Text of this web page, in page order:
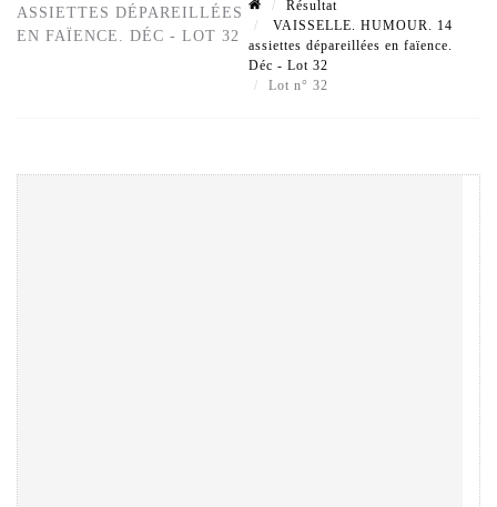
ASSIETTES DÉPAREILLÉES
EN FAÏENCE. DÉC - LOT 32
Résultat
VAISSELLE. HUMOUR. 14
assiettes dépareillées en faïence.
Déc - Lot 32
Lot n° 32